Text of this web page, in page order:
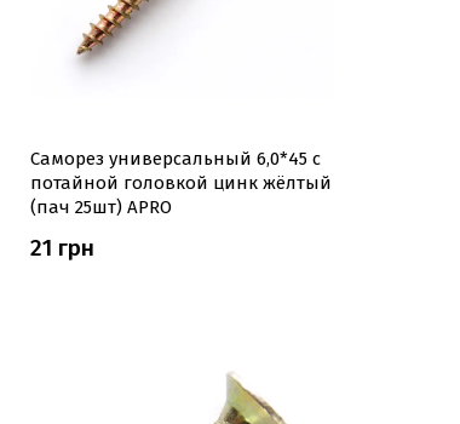
Саморез универсальный 6,0*45 с
потайной головкой цинк жёлтый
(пач 25шт) APRO
21 грн